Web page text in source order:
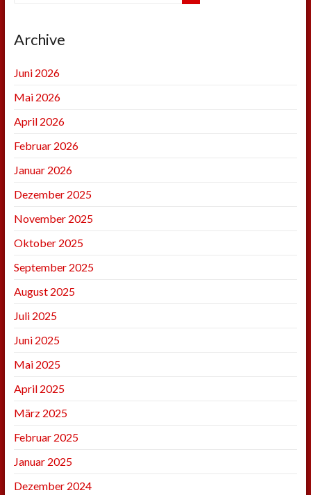
Archive
Juni 2026
Mai 2026
April 2026
Februar 2026
Januar 2026
Dezember 2025
November 2025
Oktober 2025
September 2025
August 2025
Juli 2025
Juni 2025
Mai 2025
April 2025
März 2025
Februar 2025
Januar 2025
Dezember 2024